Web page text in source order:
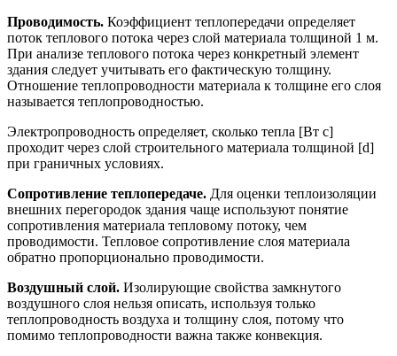
Проводимость. Коэффициент теплопередачи определяет
поток теплового потока через слой материала толщиной 1 м.
При анализе теплового потока через конкретный элемент
здания следует учитывать его фактическую толщину.
Отношение теплопроводности материала к толщине его слоя
называется теплопроводностью.
Электропроводность определяет, сколько тепла [Вт с]
проходит через слой строительного материала толщиной [d]
при граничных условиях.
Сопротивление теплопередаче. Для оценки теплоизоляции
внешних перегородок здания чаще используют понятие
сопротивления материала тепловому потоку, чем
проводимости. Тепловое сопротивление слоя материала
обратно пропорционально проводимости.
Воздушный слой. Изолирующие свойства замкнутого
воздушного слоя нельзя описать, используя только
теплопроводность воздуха и толщину слоя, потому что
помимо теплопроводности важна также конвекция.